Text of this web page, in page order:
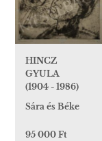
HINCZ
GYULA
(1904 - 1986)
Sára és Béke
95 000 Ft